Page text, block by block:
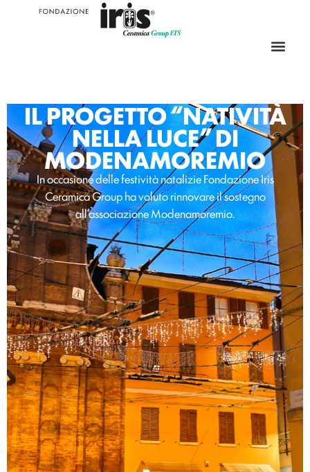
IL PROGETTO “NATIVITÀ
NELLA LUCE” DI
MODENAMOREMIO
In occasione delle festività natalizie Fondazione Iris
Ceramica Group ha voluto rinnovare il sostegno
all’associazione Modenamoremio.